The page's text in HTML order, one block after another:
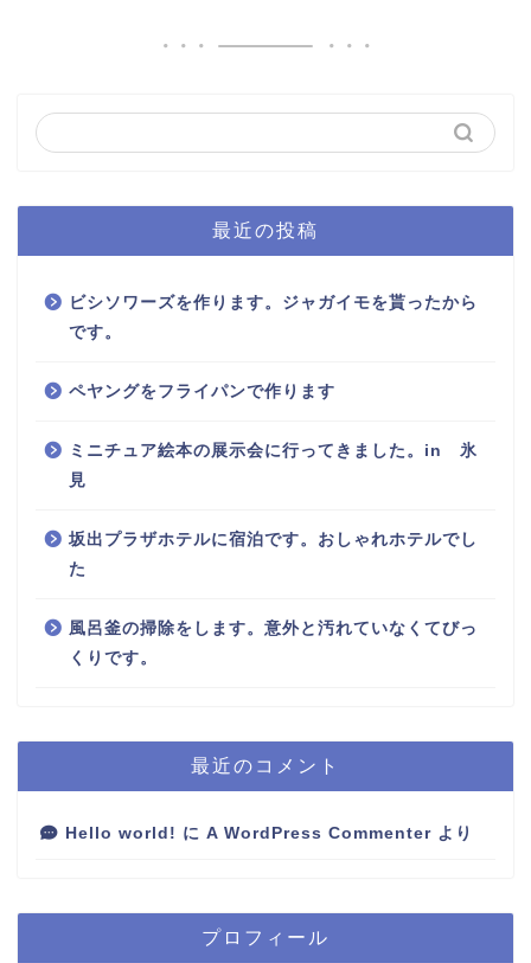
最近の投稿
ビシソワーズを作ります。ジャガイモを貰ったから
です。
ペヤングをフライパンで作ります
ミニチュア絵本の展示会に行ってきました。in 氷
見
坂出プラザホテルに宿泊です。おしゃれホテルでし
た
風呂釜の掃除をします。意外と汚れていなくてびっ
くりです。
最近のコメント
Hello world! に A WordPress Commenter より
プロフィール